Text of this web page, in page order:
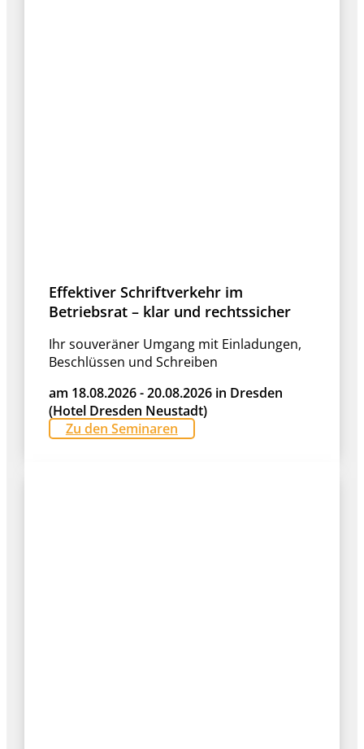
Effektiver Schriftverkehr im
Betriebsrat – klar und rechtssicher
Ihr souveräner Umgang mit Einladungen,
Beschlüssen und Schreiben
am 18.08.2026 - 20.08.2026 in Dresden
(Hotel Dresden Neustadt)
Zu den Seminaren